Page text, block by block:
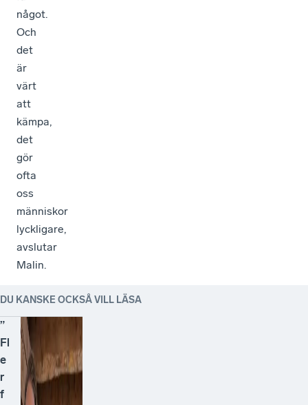
något.
Och
det
är
värt
att
kämpa,
det
gör
ofta
oss
människor
lyckligare,
avslutar
Malin.
DU KANSKE OCKSÅ VILL LÄSA
”
Fl
e
r
f